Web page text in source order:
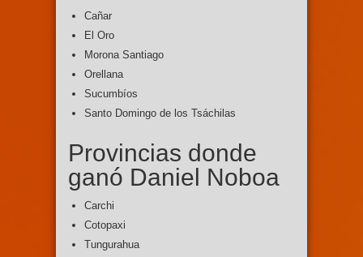
Cañar
El Oro
Morona Santiago
Orellana
Sucumbíos
Santo Domingo de los Tsáchilas
Provincias donde
ganó Daniel Noboa
Carchi
Cotopaxi
Tungurahua